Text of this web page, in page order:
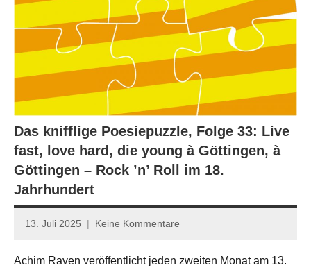
Das knifflige Poesiepuzzle, Folge 33: Live
fast, love hard, die young à Göttingen, à
Göttingen – Rock ’n’ Roll im 18.
Jahrhundert
13. Juli 2025
Jan-
Hornauer
Keine Kommentare
Achim Raven veröffentlicht jeden zweiten Monat am 13.